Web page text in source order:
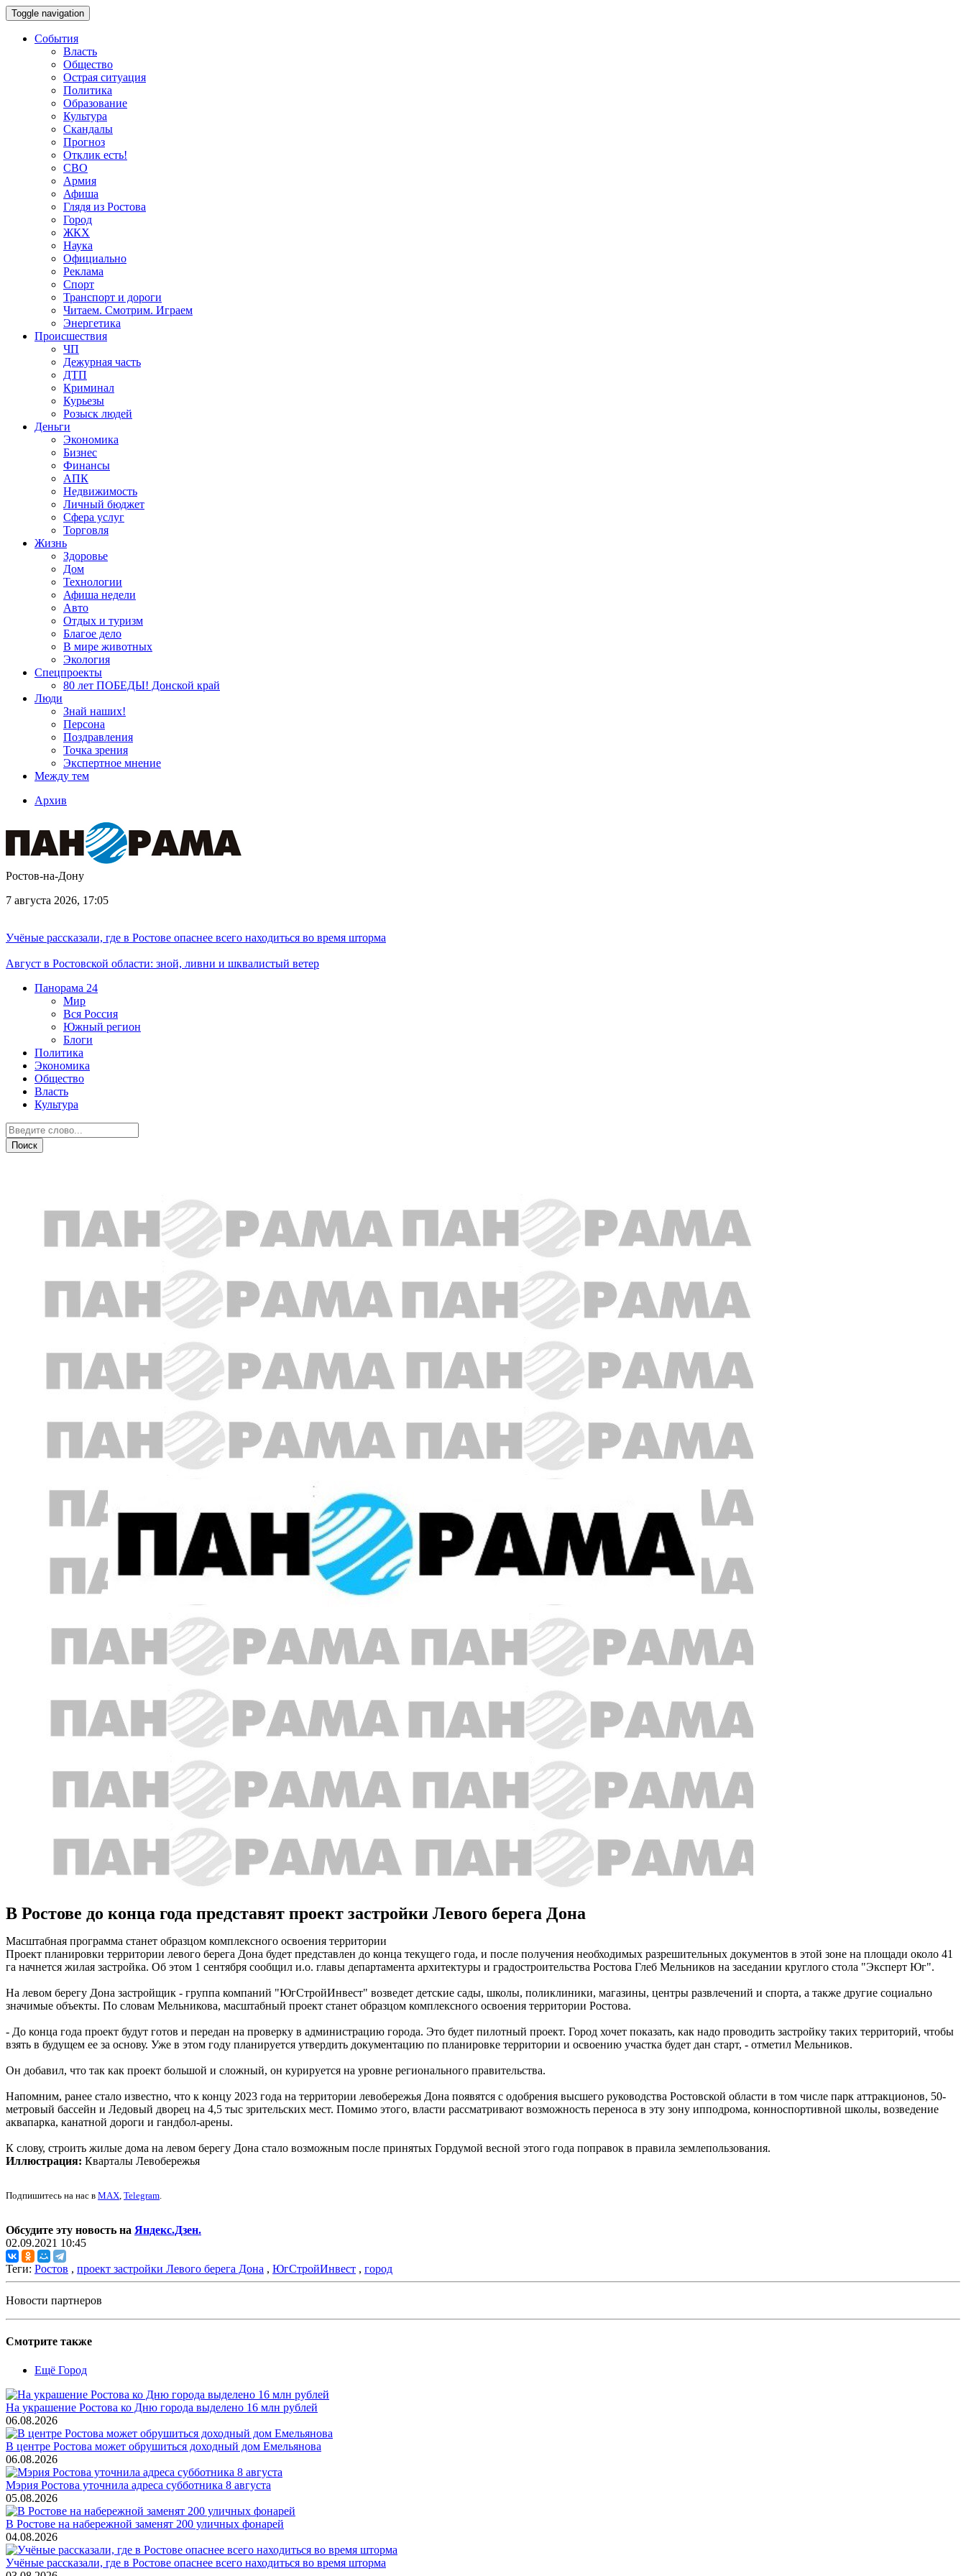
Toggle navigation
События
Власть
Общество
Острая ситуация
Политика
Образование
Культура
Скандалы
Прогноз
Отклик есть!
СВО
Армия
Афиша
Глядя из Ростова
Город
ЖКХ
Наука
Официально
Реклама
Спорт
Транспорт и дороги
Читаем. Смотрим. Играем
Энергетика
Происшествия
ЧП
Дежурная часть
ДТП
Криминал
Курьезы
Розыск людей
Деньги
Экономика
Бизнес
Финансы
АПК
Недвижимость
Личный бюджет
Сфера услуг
Торговля
Жизнь
Здоровье
Дом
Технологии
Афиша недели
Авто
Отдых и туризм
Благое дело
В мире животных
Экология
Спецпроекты
80 лет ПОБЕДЫ! Донской край
Люди
Знай наших!
Персона
Поздравления
Точка зрения
Экспертное мнение
Между тем
Архив
Ростов-на-Дону
7 августа 2026, 17:05
Учёные рассказали, где в Ростове опаснее всего находиться во время шторма
Август в Ростовской области: зной, ливни и шквалистый ветер
Панорама 24
Мир
Вся Россия
Южный регион
Блоги
Политика
Экономика
Общество
Власть
Культура
В Ростове до конца года представят проект застройки Левого берега Дона
Масштабная программа станет образцом комплексного освоения территории
Проект планировки территории левого берега Дона будет представлен до конца текущего года, и после получения необходимых разрешительных документов в этой зоне на площади около 41
га начнется жилая застройка. Об этом 1 сентября сообщил и.о. главы департамента архитектуры и градостроительства Ростова Глеб Мельников на заседании круглого стола "Эксперт Юг".
На левом берегу Дона застройщик - группа компаний "ЮгСтройИнвест" возведет детские сады, школы, поликлиники, магазины, центры развлечений и спорта, а также другие социально
значимые объекты. По словам Мельникова, масштабный проект станет образцом комплексного освоения территории Ростова.
- До конца года проект будут готов и передан на проверку в администрацию города. Это будет пилотный проект. Город хочет показать, как надо проводить застройку таких территорий, чтобы
взять в будущем ее за основу. Уже в этом году планируется утвердить документацию по планировке территории и освоению участка будет дан старт, - отметил Мельников.
Он добавил, что так как проект большой и сложный, он курируется на уровне регионального правительства.
Напомним, ранее стало известно, что к концу 2023 года на территории левобережья Дона появятся с одобрения высшего руководства Ростовской области в том числе парк аттракционов, 50-
метровый бассейн и Ледовый дворец на 4,5 тыс зрительских мест. Помимо этого, власти рассматривают возможность переноса в эту зону ипподрома, конноспортивной школы, возведение
аквапарка, канатной дороги и гандбол-арены.
К слову, строить жилые дома на левом берегу Дона стало возможным после принятых Гордумой весной этого года поправок в правила землепользования.
Иллюстрация: Кварталы Левобережья
Подпишитесь на нас в MAX, Telegram.
Обсудите эту новость на Яндекс.Дзен.
02.09.2021 10:45
Теги: Ростов , проект застройки Левого берега Дона , ЮгСтройИнвест , город
Новости партнеров
Смотрите также
Ещё Город
На украшение Ростова ко Дню города выделено 16 млн рублей
06.08.2026
В центре Ростова может обрушиться доходный дом Емельянова
06.08.2026
Мэрия Ростова уточнила адреса субботника 8 августа
05.08.2026
В Ростове на набережной заменят 200 уличных фонарей
04.08.2026
Учёные рассказали, где в Ростове опаснее всего находиться во время шторма